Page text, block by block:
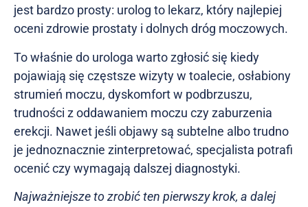
jest bardzo prosty: urolog to lekarz, który najlepiej
oceni zdrowie prostaty i dolnych dróg moczowych.
To właśnie do urologa warto zgłosić się kiedy
pojawiają się częstsze wizyty w toalecie, osłabiony
strumień moczu, dyskomfort w podbrzuszu,
trudności z oddawaniem moczu czy zaburzenia
erekcji. Nawet jeśli objawy są subtelne albo trudno
je jednoznacznie zinterpretować, specjalista potrafi
ocenić czy wymagają dalszej diagnostyki.
Najważniejsze to zrobić ten pierwszy krok, a dalej